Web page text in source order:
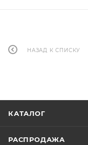
НАЗАД К СПИСКУ
КАТАЛОГ
РАСПРОДАЖА